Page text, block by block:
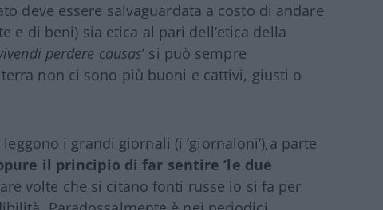
deve essere salvaguardata a costo di andare
di beni) sia etica al pari dell’etica della
perdere causas’ si può sempre
non ci sono più buoni e cattivi, giusti o
i grandi giornali (i ’giornaloni’),a parte
il principio di far sentire ‘le due
volte che si citano fonti russe lo si fa per